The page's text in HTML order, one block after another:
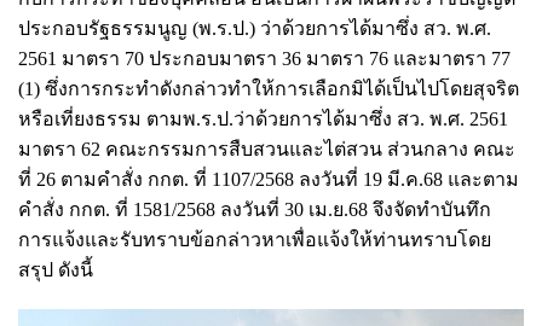
ประกอบรัฐธรรมนูญ (พ.ร.ป.) ว่าด้วยการได้มาซึ่ง สว. พ.ศ.
2561 มาตรา 70 ประกอบมาตรา 36 มาตรา 76 และมาตรา 77
(1) ซึ่งการกระทำดังกล่าวทำให้การเลือกมิได้เป็นไปโดยสุจริต
หรือเที่ยงธรรม ตามพ.ร.ป.ว่าด้วยการได้มาซึ่ง สว. พ.ศ. 2561
มาตรา 62 คณะกรรมการสืบสวนและไต่สวน ส่วนกลาง คณะ
ที่ 26 ตามคำสั่ง กกต. ที่ 1107/2568 ลงวันที่ 19 มี.ค.68 และตาม
คำสั่ง กกต. ที่ 1581/2568 ลงวันที่ 30 เม.ย.68 จึงจัดทำบันทึก
การแจ้งและรับทราบข้อกล่าวหาเพื่อแจ้งให้ท่านทราบโดย
สรุป ดังนี้